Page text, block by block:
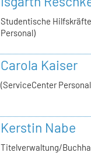
Studentische
Personal)
Carola Kaiser
(ServiceCenter
Kerstin Nabe
Titelverwaltung/